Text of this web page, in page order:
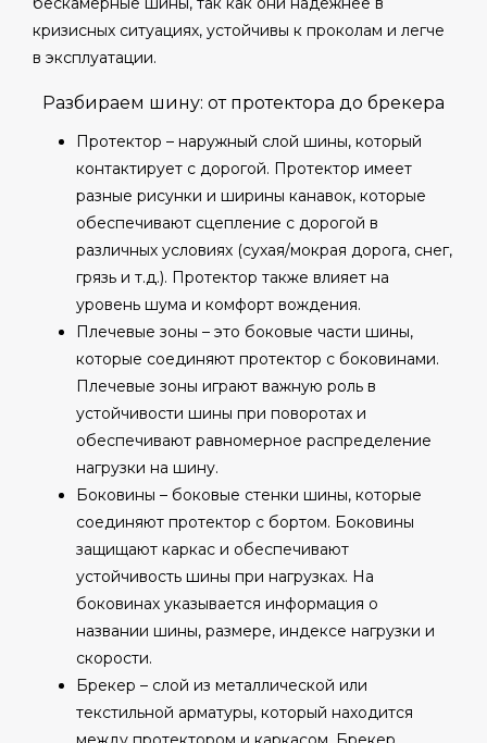
кризисных ситуациях, устойчивы к проколам и легче
в эксплуатации.
Разбираем шину: от протектора до брекера
Протектор – наружный слой шины, который
контактирует с дорогой. Протектор имеет
разные рисунки и ширины канавок, которые
обеспечивают сцепление с дорогой в
различных условиях (сухая/мокрая дорога, снег,
грязь и т.д.). Протектор также влияет на
уровень шума и комфорт вождения.
Плечевые зоны – это боковые части шины,
которые соединяют протектор с боковинами.
Плечевые зоны играют важную роль в
устойчивости шины при поворотах и
обеспечивают равномерное распределение
нагрузки на шину.
Боковины – боковые стенки шины, которые
соединяют протектор с бортом. Боковины
защищают каркас и обеспечивают
устойчивость шины при нагрузках. На
боковинах указывается информация о
названии шины, размере, индексе нагрузки и
скорости.
Брекер – слой из металлической или
текстильной арматуры, который находится